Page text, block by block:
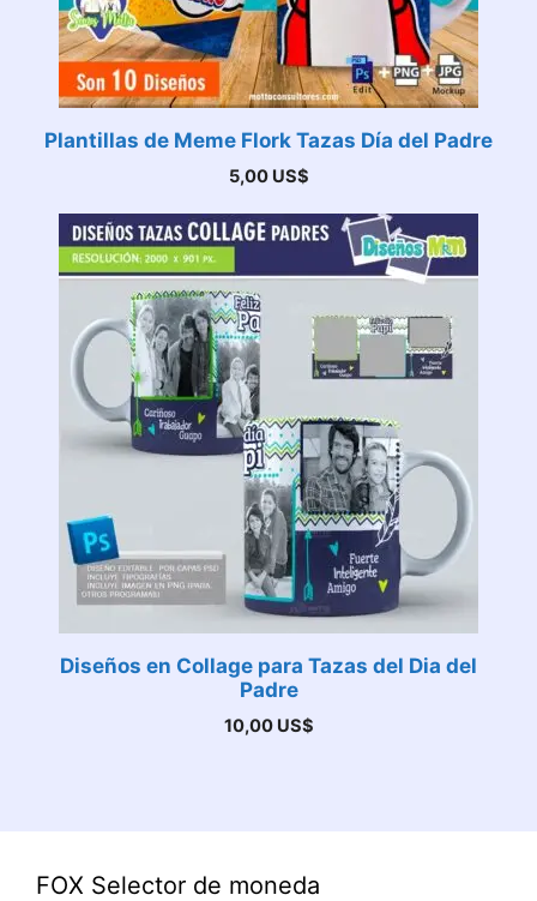
Plantillas de Meme Flork Tazas Día del Padre
5,00 US$
Diseños en Collage para Tazas del Dia del
Padre
10,00 US$
FOX Selector de moneda